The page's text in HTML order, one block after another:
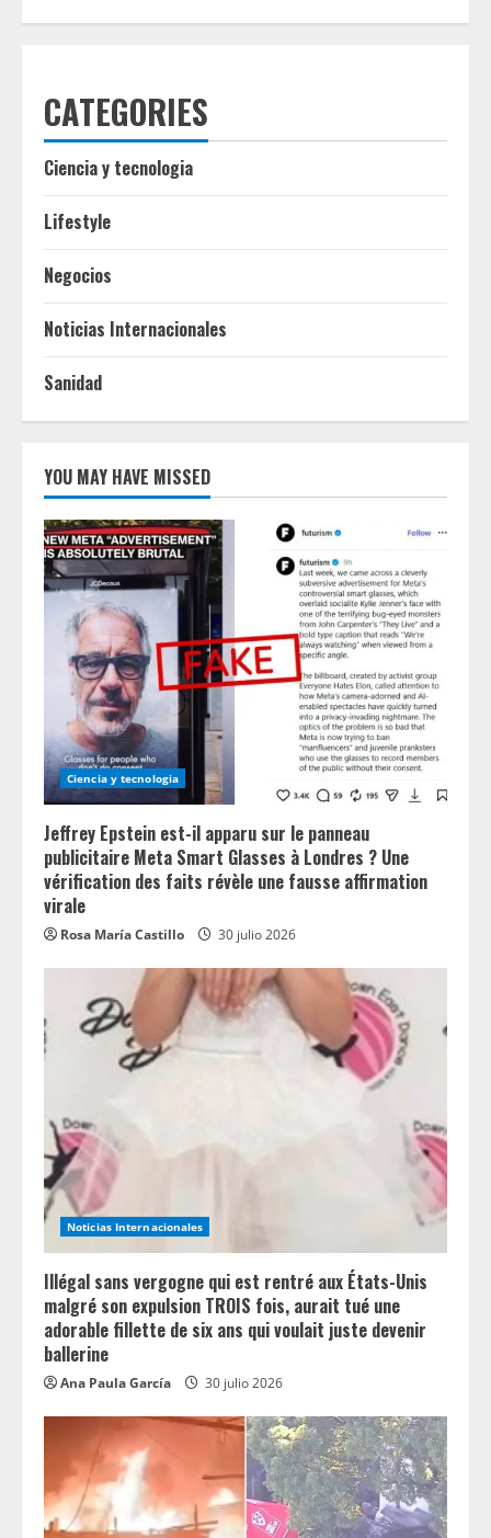
CATEGORIES
Ciencia y tecnologia
Lifestyle
Negocios
Noticias Internacionales
Sanidad
YOU MAY HAVE MISSED
Ciencia y tecnologia
Jeffrey Epstein est-il apparu sur le panneau
publicitaire Meta Smart Glasses à Londres ? Une
vérification des faits révèle une fausse affirmation
virale
Rosa María Castillo 30 julio 2026
Noticias Internacionales
Illégal sans vergogne qui est rentré aux États-Unis
malgré son expulsion TROIS fois, aurait tué une
adorable fillette de six ans qui voulait juste devenir
ballerine
Ana Paula García 30 julio 2026